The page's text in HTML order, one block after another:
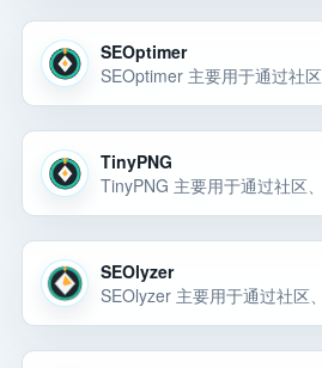
SEOptimer
TinyPNG
SEOlyzer